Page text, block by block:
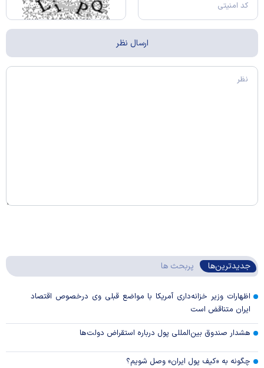
جدیدترین‌ها پربحث ها
اظهارات وزیر خزانه‌داری آمریکا با مواضع قبلی وی درخصوص اقتصاد
ایران متناقض است
هشدار صندوق بین‌المللی پول درباره استقراض دولت‌ها
چگونه به «کیف پول ایران» وصل شویم؟